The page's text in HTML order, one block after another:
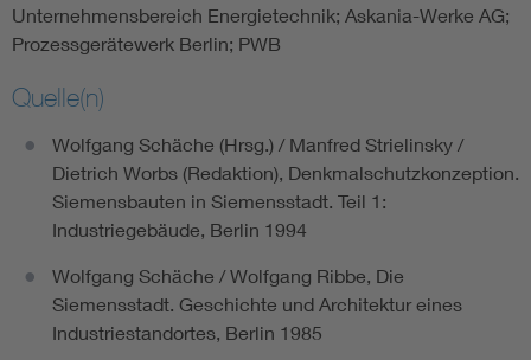
Unternehmensbereich Energietechnik; Askania-Werke AG;
Prozessgerätewerk Berlin; PWB
Quelle(n)
Wolfgang Schäche (Hrsg.) / Manfred Strielinsky /
Dietrich Worbs (Redaktion), Denkmalschutzkonzeption.
Siemensbauten in Siemensstadt. Teil 1:
Industriegebäude, Berlin 1994
Wolfgang Schäche / Wolfgang Ribbe, Die
Siemensstadt. Geschichte und Architektur eines
Industriestandortes, Berlin 1985